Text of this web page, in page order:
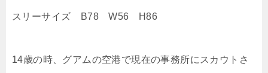
スリーサイズ B78 W56 H86
14歳の時、グアムの空港で現在の事務所にスカウトさ